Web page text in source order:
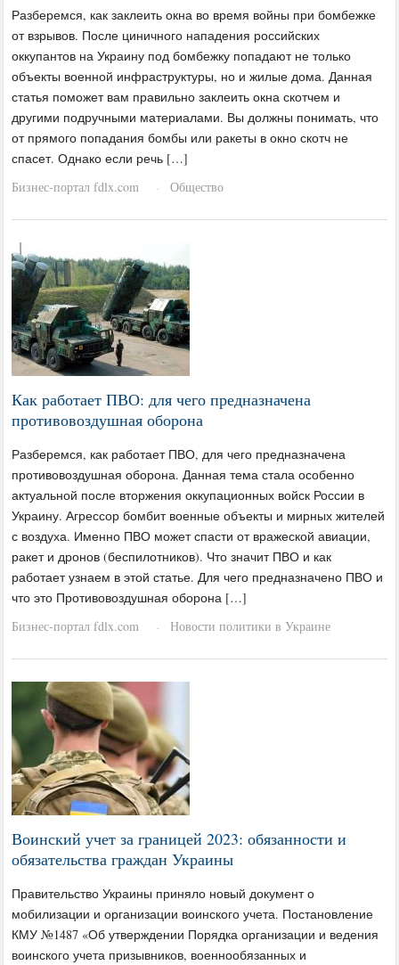
Разберемся, как заклеить окна во время войны при бомбежке
от взрывов. После циничного нападения российских
оккупантов на Украину под бомбежку попадают не только
объекты военной инфраструктуры, но и жилые дома. Данная
статья поможет вам правильно заклеить окна скотчем и
другими подручными материалами. Вы должны понимать, что
от прямого попадания бомбы или ракеты в окно скотч не
спасет. Однако если речь […]
Бизнес-портал fdlx.com
· Общество
Как работает ПВО: для чего предназначена
противовоздушная оборона
Разберемся, как работает ПВО, для чего предназначена
противовоздушная оборона. Данная тема стала особенно
актуальной после вторжения оккупационных войск России в
Украину. Агрессор бомбит военные объекты и мирных жителей
с воздуха. Именно ПВО может спасти от вражеской авиации,
ракет и дронов (беспилотников). Что значит ПВО и как
работает узнаем в этой статье. Для чего предназначено ПВО и
что это Противовоздушная оборона […]
Бизнес-портал fdlx.com
· Новости политики в Украине
Воинский учет за границей 2023: обязанности и
обязательства граждан Украины
Правительство Украины приняло новый документ о
мобилизации и организации воинского учета. Постановление
КМУ №1487 «Об утверждении Порядка организации и ведения
воинского учета призывников, военнообязанных и